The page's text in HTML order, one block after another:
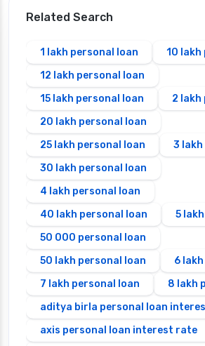
Related Search
1 lakh personal loan
10 lakh
12 lakh personal loan
15 lakh personal loan
2 lakh
20 lakh personal loan
25 lakh personal loan
3
30 lakh personal loan
4 lakh personal loan
40 lakh personal loan
5
50 000 personal loan
50 lakh personal loan
6
7 lakh personal loan
8 lakh
aditya birla personal loan
axis personal loan interest rate